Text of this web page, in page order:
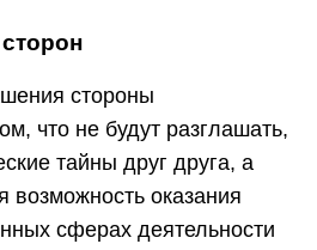
стороны
что не будут разглашать,
тайны друг друга, а
возможность оказания
сферах деятельности